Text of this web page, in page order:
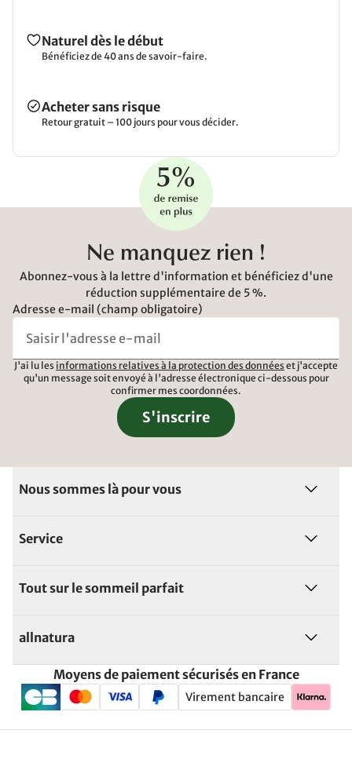
Naturel dès le début
Bénéficiez de 40 ans de savoir-faire.
Acheter sans risque
Retour gratuit – 100 jours pour vous décider.
Ne manquez rien !
Abonnez-vous à la lettre d'information et bénéficiez d'une
réduction supplémentaire de 5 %.
Adresse e-mail (champ obligatoire)
J'ai lu les informations relatives à la protection des données et j'accepte
qu'un message soit envoyé à l'adresse électronique ci-dessous pour
confirmer mes coordonnées.
S'inscrire
Nous sommes là pour vous
Service
Tout sur le sommeil parfait
allnatura
Moyens de paiement sécurisés en France
Virement bancaire